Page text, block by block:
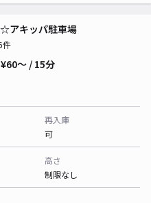
アキッパ駐車場
件
¥60〜 / 15分
再入庫
可
高さ
制限なし